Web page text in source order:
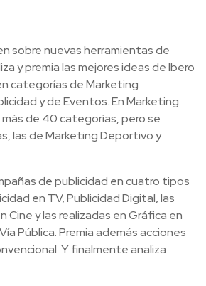
sobre nuevas herramientas de
y premia las mejores ideas de Ibero
categorías de Marketing
y de Eventos. En Marketing
más de 40 categorías, pero se
las de Marketing Deportivo y
de publicidad en cuatro tipos
en TV, Publicidad Digital, las
Cine y las realizadas en Gráfica en
Pública. Premia además acciones
Y finalmente analiza